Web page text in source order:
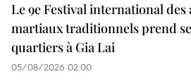
Le 9e Festival international des
martiaux traditionnels prend
quartiers à Gia Lai
05/08/2026 02:00